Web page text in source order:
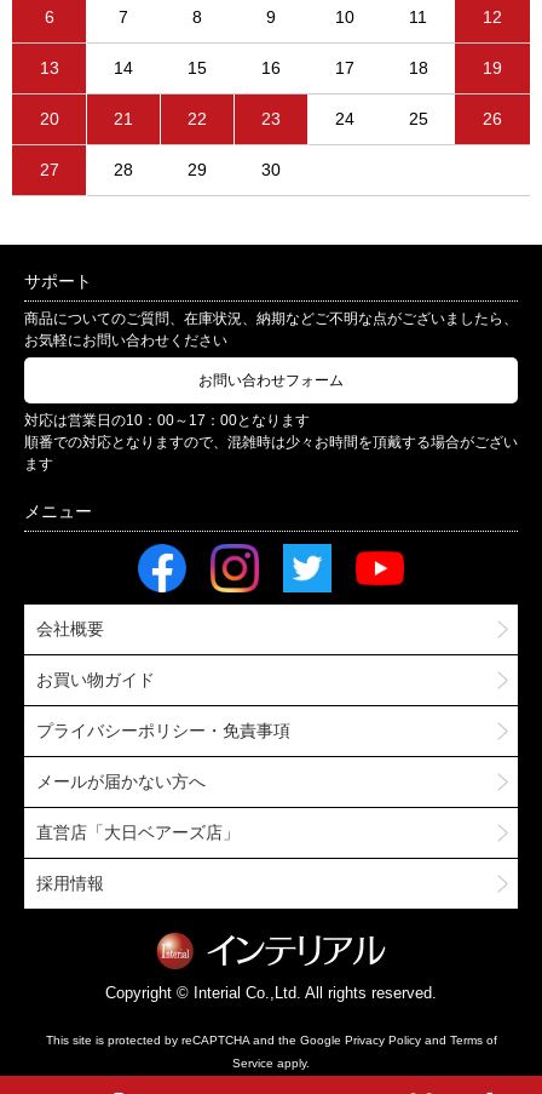
6 7 8 9 10 11 12
13 14 15 16 17 18 19
20 21 22 23 24 25 26
27 28 29 30
サポート
商品についてのご質問、在庫状況、納期などご不明な点がございましたら、
お気軽にお問い合わせください
お問い合わせフォーム
対応は営業日の10：00～17：00となります
順番での対応となりますので、混雑時は少々お時間を頂戴する場合がござい
ます
会社概要
お買い物ガイド
プライバシーポリシー・免責事項
メールが届かない方へ
直営店「大日ベアーズ店」
採用情報
Copyright © Interial Co.,Ltd. All rights reserved.
This site is protected by reCAPTCHA and the Google Privacy Policyand Terms of
Service apply.